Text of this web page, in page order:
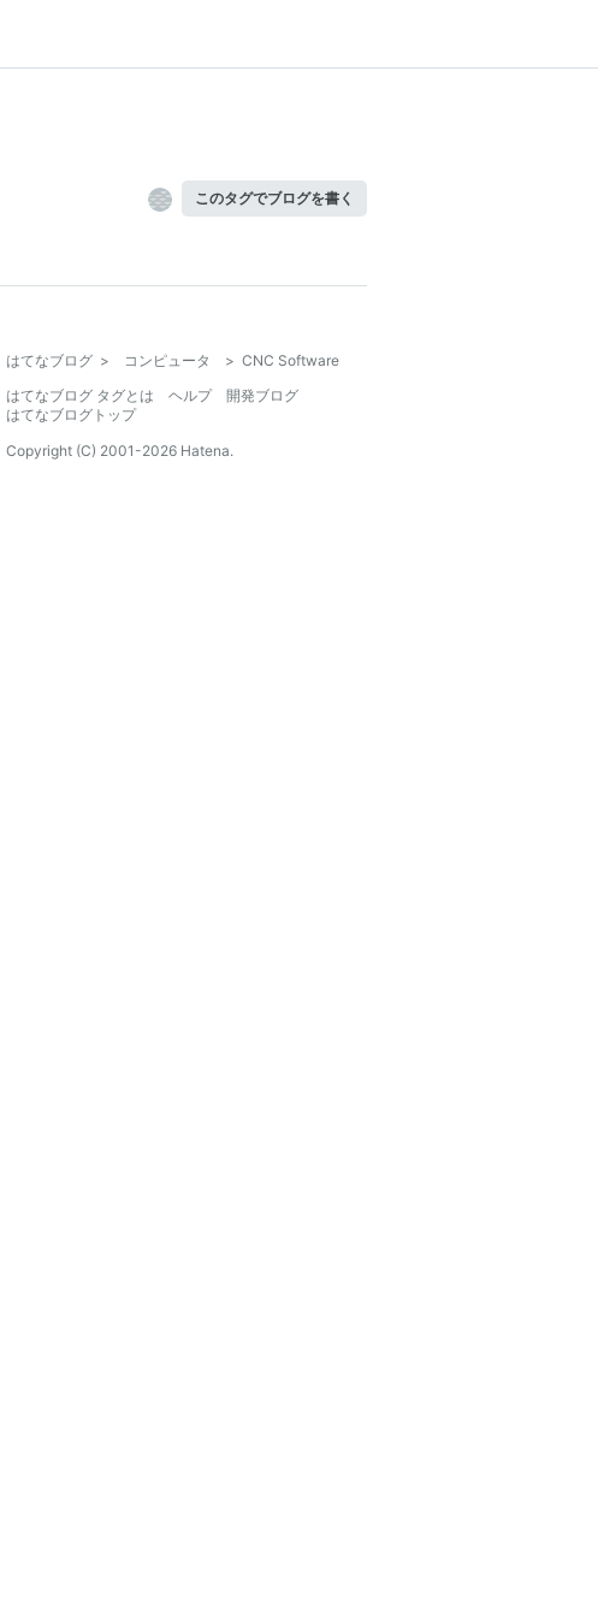
このタグでブログを書く
はてなブログ > コンピュータ > CNC Software
はてなブログ タグとは
ヘルプ
開発ブログ
はてなブログトップ
Copyright (C) 2001-2026 Hatena.